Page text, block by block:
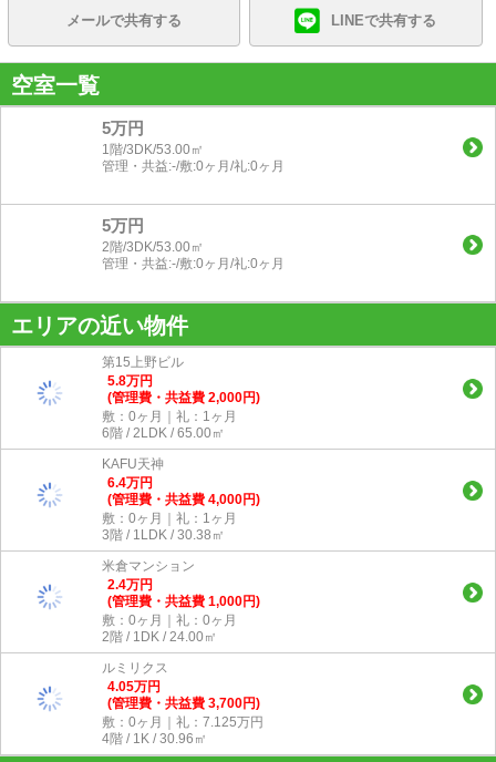
メールで共有する LINEで共有する
空室一覧
5万円
1階/3DK/53.00㎡
管理・共益:-/敷:0ヶ月/礼:0ヶ月
5万円
2階/3DK/53.00㎡
管理・共益:-/敷:0ヶ月/礼:0ヶ月
エリアの近い物件
第15上野ビル
5.8万円
(管理費・共益費 2,000円)
敷：0ヶ月｜礼：1ヶ月
6階 / 2LDK / 65.00㎡
KAFU天神
6.4万円
(管理費・共益費 4,000円)
敷：0ヶ月｜礼：1ヶ月
3階 / 1LDK / 30.38㎡
米倉マンション
2.4万円
(管理費・共益費 1,000円)
敷：0ヶ月｜礼：0ヶ月
2階 / 1DK / 24.00㎡
ルミリクス
4.05万円
(管理費・共益費 3,700円)
敷：0ヶ月｜礼：7.125万円
4階 / 1K / 30.96㎡